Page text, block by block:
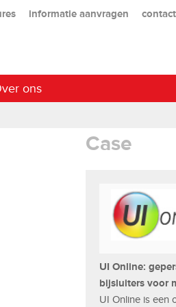
informatie aanvragen contact
ons
Case
UI Online:
bijsluiters voor
UI Online is een